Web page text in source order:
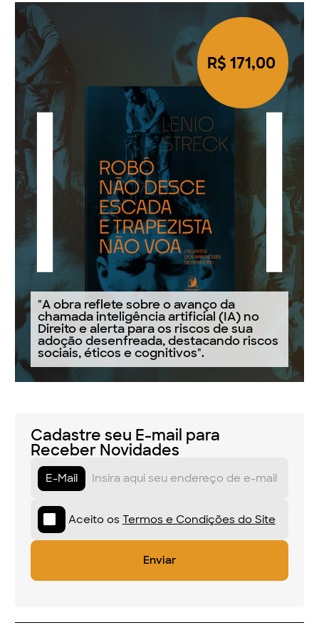
R$ 171,00
"A obra reflete sobre o avanço da
chamada inteligência artificial (IA) no
Direito e alerta para os riscos de sua
adoção desenfreada, destacando riscos
sociais, éticos e cognitivos".
Cadastre seu E-mail para
Receber Novidades
E-Mail
Aceito os Termos e Condições do Site